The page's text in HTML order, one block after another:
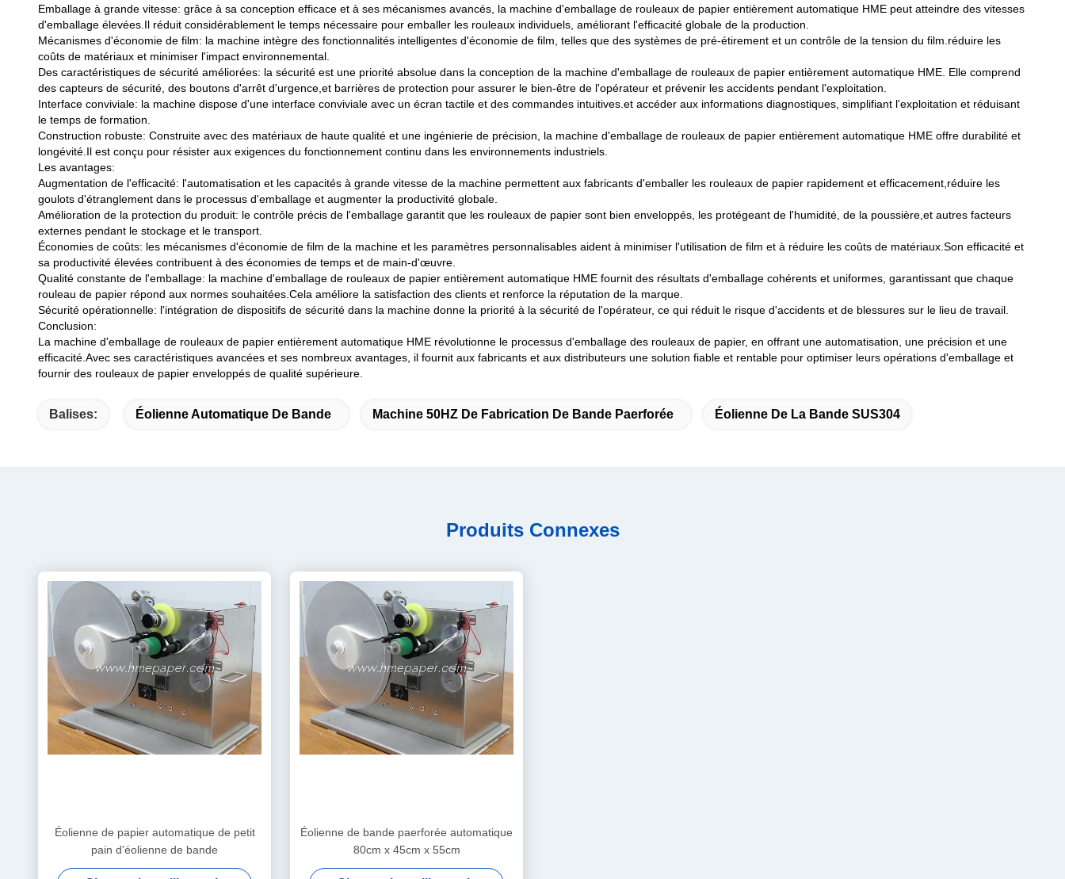
Emballage à grande vitesse: grâce à sa conception efficace et à ses mécanismes avancés, la machine d'emballage de rouleaux de papier entièrement automatique HME peut atteindre des vitesses
d'emballage élevées.Il réduit considérablement le temps nécessaire pour emballer les rouleaux individuels, améliorant l'efficacité globale de la production.
Mécanismes d'économie de film: la machine intègre des fonctionnalités intelligentes d'économie de film, telles que des systèmes de pré-étirement et un contrôle de la tension du film.réduire les
coûts de matériaux et minimiser l'impact environnemental.
Des caractéristiques de sécurité améliorées: la sécurité est une priorité absolue dans la conception de la machine d'emballage de rouleaux de papier entièrement automatique HME. Elle comprend
des capteurs de sécurité, des boutons d'arrêt d'urgence,et barrières de protection pour assurer le bien-être de l'opérateur et prévenir les accidents pendant l'exploitation.
Interface conviviale: la machine dispose d'une interface conviviale avec un écran tactile et des commandes intuitives.et accéder aux informations diagnostiques, simplifiant l'exploitation et réduisant
le temps de formation.
Construction robuste: Construite avec des matériaux de haute qualité et une ingénierie de précision, la machine d'emballage de rouleaux de papier entièrement automatique HME offre durabilité et
longévité.Il est conçu pour résister aux exigences du fonctionnement continu dans les environnements industriels.
Les avantages:
Augmentation de l'efficacité: l'automatisation et les capacités à grande vitesse de la machine permettent aux fabricants d'emballer les rouleaux de papier rapidement et efficacement,réduire les
goulots d'étranglement dans le processus d'emballage et augmenter la productivité globale.
Amélioration de la protection du produit: le contrôle précis de l'emballage garantit que les rouleaux de papier sont bien enveloppés, les protégeant de l'humidité, de la poussière,et autres facteurs
externes pendant le stockage et le transport.
Économies de coûts: les mécanismes d'économie de film de la machine et les paramètres personnalisables aident à minimiser l'utilisation de film et à réduire les coûts de matériaux.Son efficacité et
sa productivité élevées contribuent à des économies de temps et de main-d'œuvre.
Qualité constante de l'emballage: la machine d'emballage de rouleaux de papier entièrement automatique HME fournit des résultats d'emballage cohérents et uniformes, garantissant que chaque
rouleau de papier répond aux normes souhaitées.Cela améliore la satisfaction des clients et renforce la réputation de la marque.
Sécurité opérationnelle: l'intégration de dispositifs de sécurité dans la machine donne la priorité à la sécurité de l'opérateur, ce qui réduit le risque d'accidents et de blessures sur le lieu de travail.
Conclusion:
La machine d'emballage de rouleaux de papier entièrement automatique HME révolutionne le processus d'emballage des rouleaux de papier, en offrant une automatisation, une précision et une
efficacité.Avec ses caractéristiques avancées et ses nombreux avantages, il fournit aux fabricants et aux distributeurs une solution fiable et rentable pour optimiser leurs opérations d'emballage et
fournir des rouleaux de papier enveloppés de qualité supérieure.
Balises: Éolienne Automatique De Bande Machine 50HZ De Fabrication De Bande Paerforée Éolienne De La Bande SUS304
Produits Connexes
Éolienne de papier automatique de petit
pain d'éolienne de bande
Éolienne de bande paerforée automatique
80cm x 45cm x 55cm